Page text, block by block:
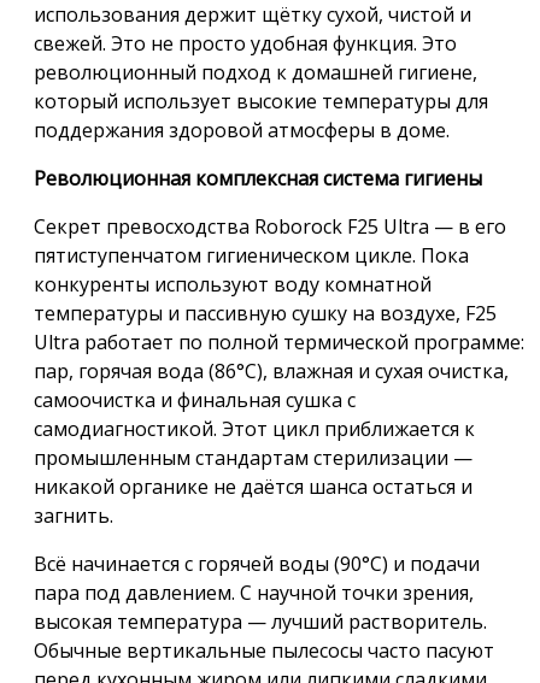
использования держит щётку сухой, чистой и
свежей. Это не просто удобная функция. Это
революционный подход к домашней гигиене,
который использует высокие температуры для
поддержания здоровой атмосферы в доме.
Революционная комплексная система гигиены
Секрет превосходства Roborock F25 Ultra — в его
пятиступенчатом гигиеническом цикле. Пока
конкуренты используют воду комнатной
температуры и пассивную сушку на воздухе, F25
Ultra работает по полной термической программе:
пар, горячая вода (86°C), влажная и сухая очистка,
самоочистка и финальная сушка с
самодиагностикой. Этот цикл приближается к
промышленным стандартам стерилизации —
никакой органике не даётся шанса остаться и
загнить.
Всё начинается с горячей воды (90°C) и подачи
пара под давлением. С научной точки зрения,
высокая температура — лучший растворитель.
Обычные вертикальные пылесосы часто пасуют